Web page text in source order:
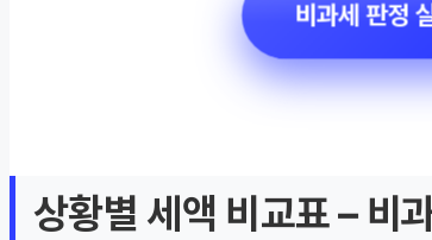
비과세 판정
상황별 세액 비교표 – 비